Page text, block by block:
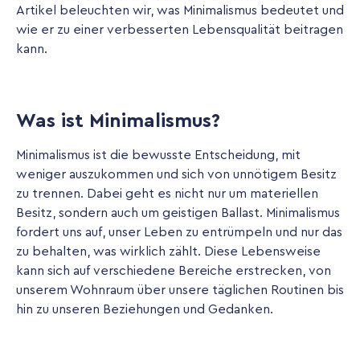
Artikel beleuchten wir, was Minimalismus bedeutet und
wie er zu einer verbesserten Lebensqualität beitragen
kann.
Was ist Minimalismus?
Minimalismus ist die bewusste Entscheidung, mit
weniger auszukommen und sich von unnötigem Besitz
zu trennen. Dabei geht es nicht nur um materiellen
Besitz, sondern auch um geistigen Ballast. Minimalismus
fordert uns auf, unser Leben zu entrümpeln und nur das
zu behalten, was wirklich zählt. Diese Lebensweise
kann sich auf verschiedene Bereiche erstrecken, von
unserem Wohnraum über unsere täglichen Routinen bis
hin zu unseren Beziehungen und Gedanken.